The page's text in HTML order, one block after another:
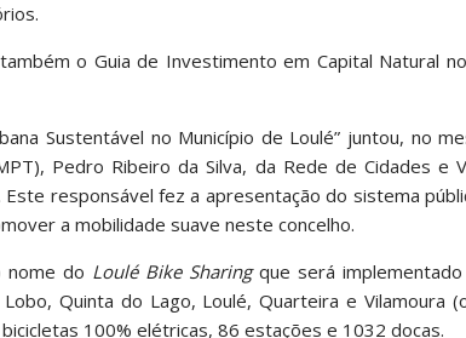
o Guia de Investimento em Capital Natural
Sustentável no Município de Loulé” juntou, no
Pedro Ribeiro da Silva, da Rede de Cidades e
Este responsável fez a apresentação do sistema
a mobilidade suave neste concelho.
nome do Loulé Bike Sharingque será implementado
Lobo, Quinta do Lago, Loulé, Quarteira e
100% elétricas, 86 estações e 1032 docas.